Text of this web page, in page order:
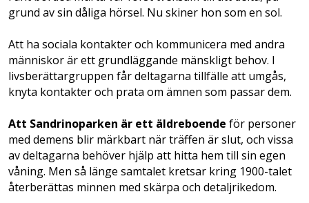
grund av sin dåliga hörsel. Nu skiner hon som en sol.
Att ha sociala kontakter och kommunicera med andra
människor är ett grundläggande mänskligt behov. I
livsberättargruppen får deltagarna tillfälle att umgås,
knyta kontakter och prata om ämnen som passar dem.
Att Sandrinoparken är ett äldreboende för personer
med demens blir märkbart när träffen är slut, och vissa
av deltagarna behöver hjälp att hitta hem till sin egen
våning. Men så länge samtalet kretsar kring 1900-talet
återberättas minnen med skärpa och detaljrikedom.